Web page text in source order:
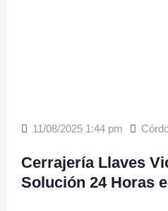
11/08/2025 1:44 pm
Cerrajería Llaves
Solución 24 Horas